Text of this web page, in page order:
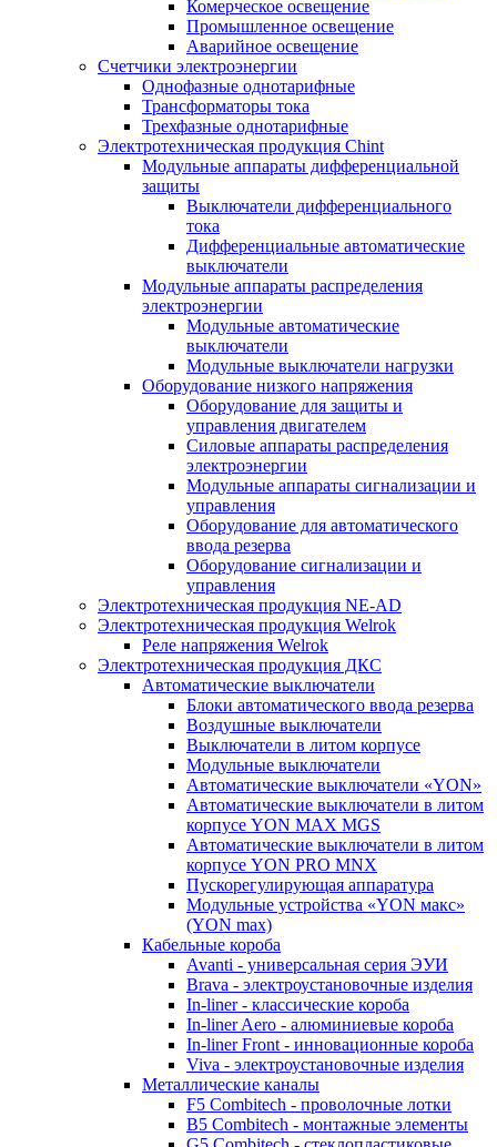
Комерческое освещение
Промышленное освещение
Аварийное освещение
Счетчики электроэнергии
Однофазные однотарифные
Трансформаторы тока
Трехфазные однотарифные
Электротехническая продукция Chint
Модульные аппараты дифференциальной
защиты
Выключатели дифференциального
тока
Дифференциальные автоматические
выключатели
Модульные аппараты распределения
электроэнергии
Модульные автоматические
выключатели
Модульные выключатели нагрузки
Оборудование низкого напряжения
Оборудование для защиты и
управления двигателем
Силовые аппараты распределения
электроэнергии
Модульные аппараты сигнализации и
управления
Оборудование для автоматического
ввода резерва
Оборудование сигнализации и
управления
Электротехническая продукция NE-AD
Электротехническая продукция Welrok
Реле напряжения Welrok
Электротехническая продукция ДКС
Автоматические выключатели
Блоки автоматического ввода резерва
Воздушные выключатели
Выключатели в литом корпусе
Модульные выключатели
Автоматические выключатели «YON»
Автоматические выключатели в литом
корпусе YON MAX MGS
Автоматические выключатели в литом
корпусе YON PRO MNX
Пускорегулирующая аппаратура
Модульные устройства «YON макс»
(YON max)
Кабельные короба
Avanti - универсальная серия ЭУИ
Brava - электроустановочные изделия
In-liner - классические короба
In-liner Aero - алюминиевые короба
In-liner Front - инновационные короба
Viva - электроустановочные изделия
Металлические каналы
F5 Combitech - проволочные лотки
B5 Combitech - монтажные элементы